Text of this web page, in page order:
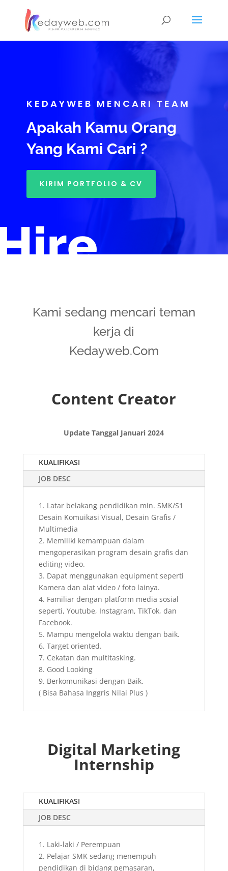
KEDAYWEB MENCARI TEAM
Apakah Kamu Orang
Yang Kami Cari ?
KIRIM PORTFOLIO & CV
Kami sedang mencari teman
kerja di
Kedayweb.Com
Content Creator
Update Tanggal Januari 2024
KUALIFIKASI
JOB DESC
1. Latar belakang pendidikan min. SMK/S1
Desain Komuikasi Visual, Desain Grafis /
Multimedia
2. Memiliki kemampuan dalam
mengoperasikan program desain grafis dan
editing video.
3. Dapat menggunakan equipment seperti
Kamera dan alat video / foto lainya.
4. Familiar dengan platform media sosial
seperti, Youtube, Instagram, TikTok, dan
Facebook.
5. Mampu mengelola waktu dengan baik.
6. Target oriented.
7. Cekatan dan multitasking.
8. Good Looking
9. Berkomunikasi dengan Baik.
( Bisa Bahasa Inggris Nilai Plus )
Digital Marketing
Internship
KUALIFIKASI
JOB DESC
1. Laki-laki / Perempuan
2. Pelajar SMK sedang menempuh
pendidikan di bidang pemasaran,